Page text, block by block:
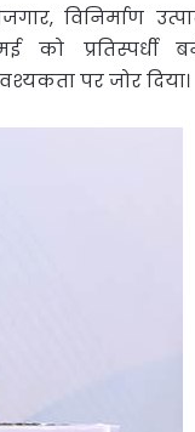
विनिर्माण
को
पर जोर दिया।